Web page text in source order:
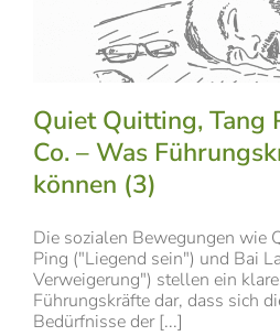
Quiet Quitting, Tang
Co. – Was
können (3)
Die sozialen Bewegungen wie
Ping ("Liegend sein") und Bai
Verweigerung") stellen ein
Führungskräfte dar, dass sich
Bedürfnisse der [...]